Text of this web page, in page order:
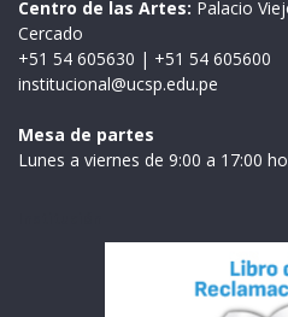
Centro de las Artes: Palacio
Cercado
+51 54 605630 | +51 54 605600
institucional@ucsp.edu.pe
Mesa de partes
Lunes a viernes de 9:00 a 17:00